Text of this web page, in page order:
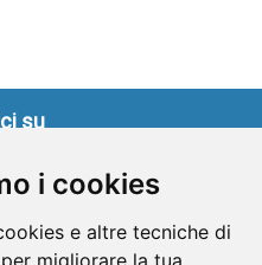
i cookies
e altre tecniche di
migliorare la tua
su